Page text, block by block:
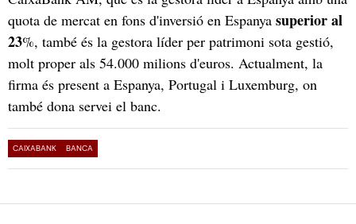
quota de mercat en fons d'inversió en Espanya superior al
23%, també és la gestora líder per patrimoni sota gestió,
molt proper als 54.000 milions d'euros. Actualment, la
firma és present a Espanya, Portugal i Luxemburg, on
també dona servei el banc.
CAIXABANK BANCA